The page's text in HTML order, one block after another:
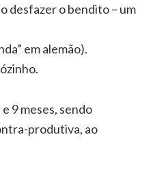
desfazer o bendito – um
em alemão).
9 meses, sendo
produtiva, ao